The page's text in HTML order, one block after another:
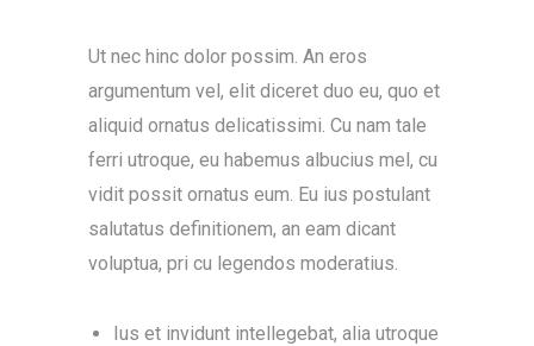
Ut nec hinc dolor possim. An eros
argumentum vel, elit diceret duo eu, quo et
aliquid ornatus delicatissimi. Cu nam tale
ferri utroque, eu habemus albucius mel, cu
vidit possit ornatus eum. Eu ius postulant
salutatus definitionem, an eam dicant
voluptua, pri cu legendos moderatius.
Ius et invidunt intellegebat, alia utroque